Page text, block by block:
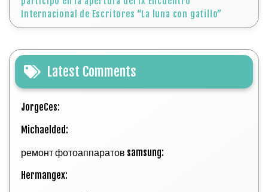
Internacional de Escritores “La luna con gatillo”
Latest Comments
JorgeCes:
Michaelded:
ремонт фотоаппаратов samsung:
Hermangex: